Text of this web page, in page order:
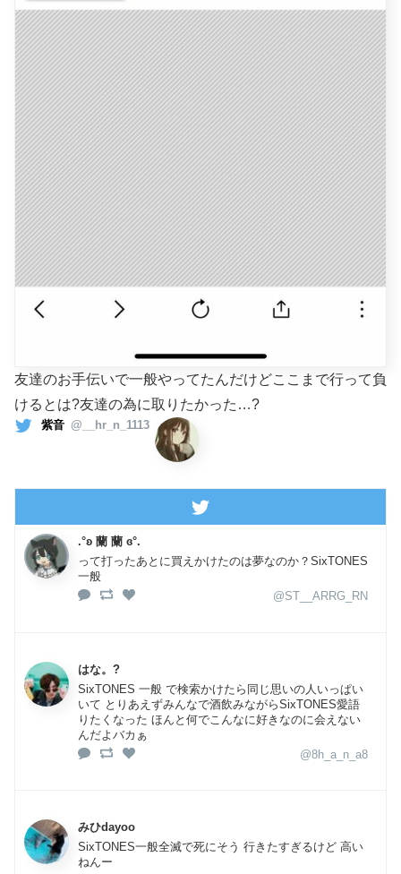
友達のお手伝いで一般やってたんだけどここまで行って負
けるとは?友達の為に取りたかった…?
紫音 @__hr_n_1113
.°ʚ 蘭 蘭 ɞ°.
って打ったあとに買えかけたのは夢なのか？SixTONES
一般
@ST__ARRG_RN
はな。?
SixTONES 一般 で検索かけたら同じ思いの人いっぱい
いて とりあえずみんなで酒飲みながらSixTONES愛語
りたくなった ほんと何でこんなに好きなのに会えない
んだよバカぁ
@8h_a_n_a8
みひdayoo
SixTONES一般全滅で死にそう 行きたすぎるけど 高い
ねんー